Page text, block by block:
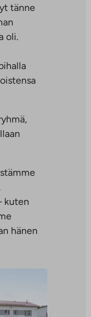
tänne
oli.
kuten
hänen